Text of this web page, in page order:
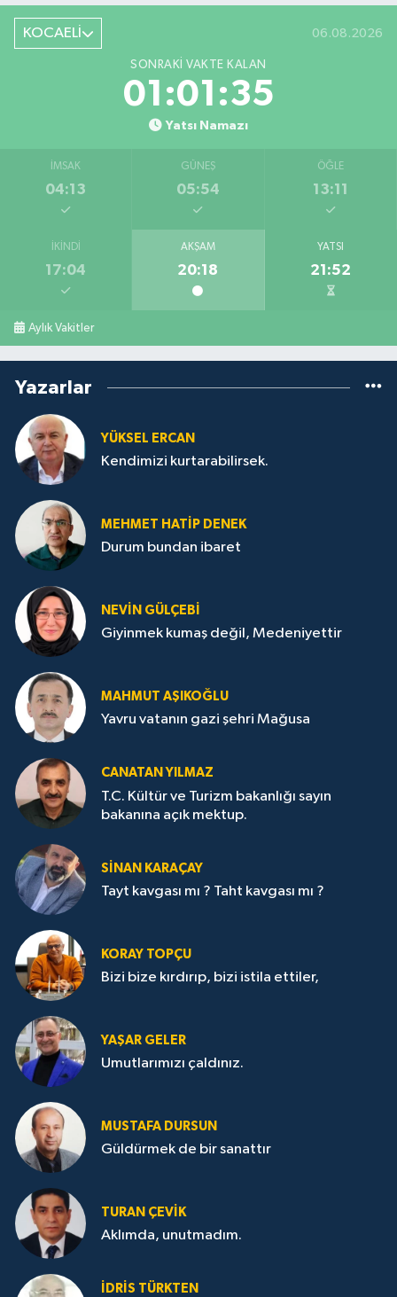
KOCAELİ 06.08.2026
SONRAKI VAKTE KALAN
01:01:35
Yatsı Namazı
İMSAK
04:13
GÜNEŞ
05:54
ÖĞLE
13:11
İKINDI
17:04
AKŞAM
20:18
YATSI
21:52
Aylık Vakitler
Yazarlar
YÜKSEL ERCAN
Kendimizi kurtarabilirsek.
MEHMET HATİP DENEK
Durum bundan ibaret
NEVİN GÜLÇEBİ
Giyinmek kumaş değil, Medeniyettir
MAHMUT AŞIKOĞLU
Yavru vatanın gazi şehri Mağusa
CANATAN YILMAZ
T.C. Kültür ve Turizm bakanlığı sayın
bakanına açık mektup.
SİNAN KARAÇAY
Tayt kavgası mı ? Taht kavgası mı ?
KORAY TOPÇU
Bizi bize kırdırıp, bizi istila ettiler,
YAŞAR GELER
Umutlarımızı çaldınız.
MUSTAFA DURSUN
Güldürmek de bir sanattır
TURAN ÇEVİK
Aklımda, unutmadım.
İDRİS TÜRKTEN